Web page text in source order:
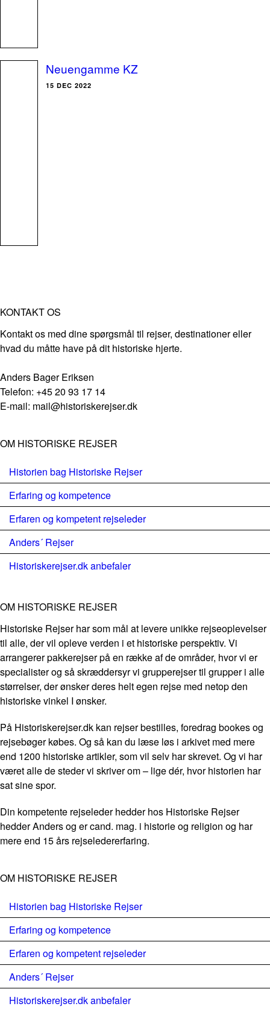
Neuengamme KZ
15 DEC 2022
KONTAKT OS
Kontakt os med dine spørgsmål til rejser, destinationer eller
hvad du måtte have på dit historiske hjerte.
Anders Bager Eriksen
Telefon: +45 20 93 17 14
E-mail: mail@historiskerejser.dk
OM HISTORISKE REJSER
Historien bag Historiske Rejser
Erfaring og kompetence
Erfaren og kompetent rejseleder
Anders´ Rejser
Historiskerejser.dk anbefaler
OM HISTORISKE REJSER
Historiske Rejser har som mål at levere unikke rejseoplevelser
til alle, der vil opleve verden i et historiske perspektiv. Vi
arrangerer pakkerejser på en række af de områder, hvor vi er
specialister og så skræddersyr vi grupperejser til grupper i alle
størrelser, der ønsker deres helt egen rejse med netop den
historiske vinkel I ønsker.
På Historiskerejser.dk kan rejser bestilles, foredrag bookes og
rejsebøger købes. Og så kan du læse løs i arkivet med mere
end 1200 historiske artikler, som vil selv har skrevet. Og vi har
været alle de steder vi skriver om – lige dér, hvor historien har
sat sine spor.
Din kompetente rejseleder hedder hos Historiske Rejser
hedder Anders og er cand. mag. i historie og religion og har
mere end 15 års rejseledererfaring.
OM HISTORISKE REJSER
Historien bag Historiske Rejser
Erfaring og kompetence
Erfaren og kompetent rejseleder
Anders´ Rejser
Historiskerejser.dk anbefaler